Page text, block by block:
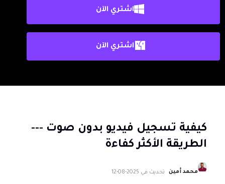
اشتري الآن
اشتري الآن
كيفية تسجيل فيديو بدون صوت ---
الطريقة الأكثر كفاءة
محمد أمين تحديث في 2025-08-12